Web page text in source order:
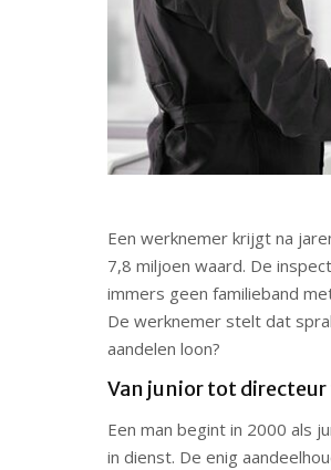
Een werknemer krijgt na
7,8 miljoen waard. De
immers geen familieband
De werknemer stelt dat
aandelen loon?
Van junior tot
Een man begint in 2000 als
in dienst. De enig